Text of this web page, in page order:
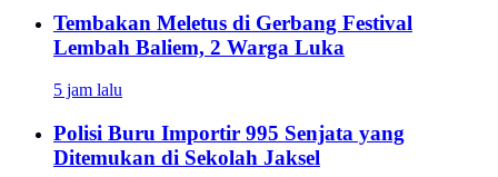
Tembakan Meletus di Gerbang Festival
Lembah Baliem, 2 Warga Luka
5 jam lalu
Polisi Buru Importir 995 Senjata yang
Ditemukan di Sekolah Jaksel